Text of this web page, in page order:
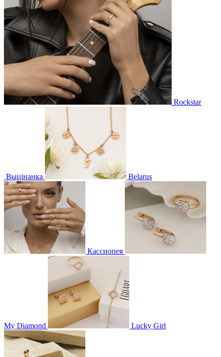
Rockstar
Выцінанка Belarus
Кассиопея
My Diamond Lucky Girl